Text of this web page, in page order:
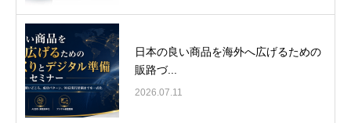
日本の良い商品を海外へ広げるための
販路づ...
2026.07.11